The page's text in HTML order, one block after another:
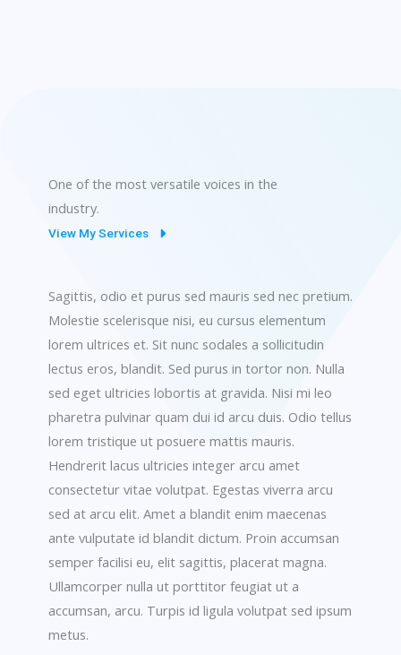
One of the most versatile voices in the
industry.
View My Services
Sagittis, odio et purus sed mauris sed nec pretium.
Molestie scelerisque nisi, eu cursus elementum
lorem ultrices et. Sit nunc sodales a sollicitudin
lectus eros, blandit. Sed purus in tortor non. Nulla
sed eget ultricies lobortis at gravida. Nisi mi leo
pharetra pulvinar quam dui id arcu duis. Odio tellus
lorem tristique ut posuere mattis mauris.
Hendrerit lacus ultricies integer arcu amet
consectetur vitae volutpat. Egestas viverra arcu
sed at arcu elit. Amet a blandit enim maecenas
ante vulputate id blandit dictum. Proin accumsan
semper facilisi eu, elit sagittis, placerat magna.
Ullamcorper nulla ut porttitor feugiat ut a
accumsan, arcu. Turpis id ligula volutpat sed ipsum
metus.